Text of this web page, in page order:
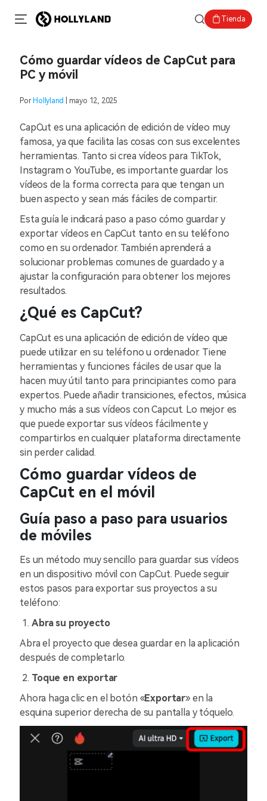
Tienda
Cómo guardar vídeos de CapCut para
PC y móvil
Por Hollyland | mayo 12, 2025
CapCut es una aplicación de edición de vídeo muy
famosa, ya que facilita las cosas con sus excelentes
herramientas. Tanto si crea vídeos para TikTok,
Instagram o YouTube, es importante guardar los
vídeos de la forma correcta para que tengan un
buen aspecto y sean más fáciles de compartir.
Esta guía le indicará paso a paso cómo guardar y
exportar vídeos en CapCut tanto en su teléfono
como en su ordenador. También aprenderá a
solucionar problemas comunes de guardado y a
ajustar la configuración para obtener los mejores
resultados.
¿Qué es CapCut?
CapCut es una aplicación de edición de vídeo que
puede utilizar en su teléfono u ordenador. Tiene
herramientas y funciones fáciles de usar que la
hacen muy útil tanto para principiantes como para
expertos. Puede añadir transiciones, efectos, música
y mucho más a sus vídeos con Capcut. Lo mejor es
que puede exportar sus vídeos fácilmente y
compartirlos en cualquier plataforma directamente
sin perder calidad.
Cómo guardar vídeos de
CapCut en el móvil
Guía paso a paso para usuarios
de móviles
Es un método muy sencillo para guardar sus vídeos
en un dispositivo móvil con CapCut. Puede seguir
estos pasos para exportar sus proyectos a su
teléfono:
Abra su proyecto
Abra el proyecto que desea guardar en la aplicación
después de completarlo.
Toque en exportar
Ahora haga clic en el botón «Exportar» en la
esquina superior derecha de su pantalla y tóquelo.